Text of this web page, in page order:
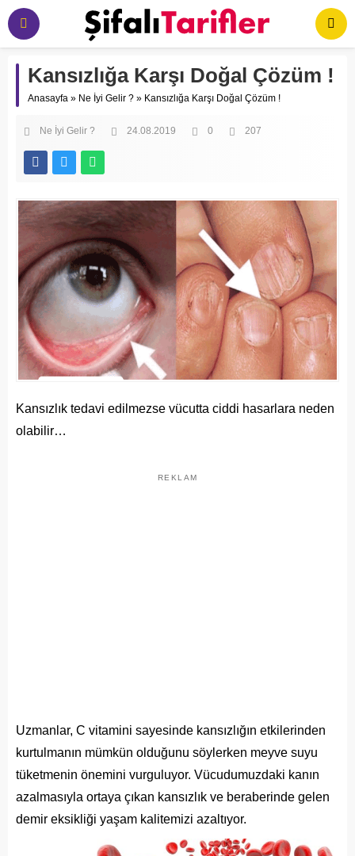
Kansızlığa Karşı Doğal Çözüm !
Anasayfa » Ne İyi Gelir ? » Kansızlığa Karşı Doğal Çözüm !
Ne İyi Gelir ? 24.08.2019 0 207
Kansızlık tedavi edilmezse vücutta ciddi hasarlara neden
olabilir…
REKLAM
Uzmanlar, C vitamini sayesinde kansızlığın etkilerinden
kurtulmanın mümkün olduğunu söylerken meyve suyu
tüketmenin önemini vurguluyor. Vücudumuzdaki kanın
azalmasıyla ortaya çıkan kansızlık ve beraberinde gelen
demir eksikliği yaşam kalitemizi azaltıyor.